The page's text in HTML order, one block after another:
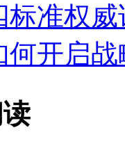
标准权
何开启